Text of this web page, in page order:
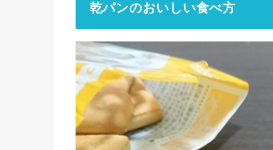
乾パンのおいしい食べ方